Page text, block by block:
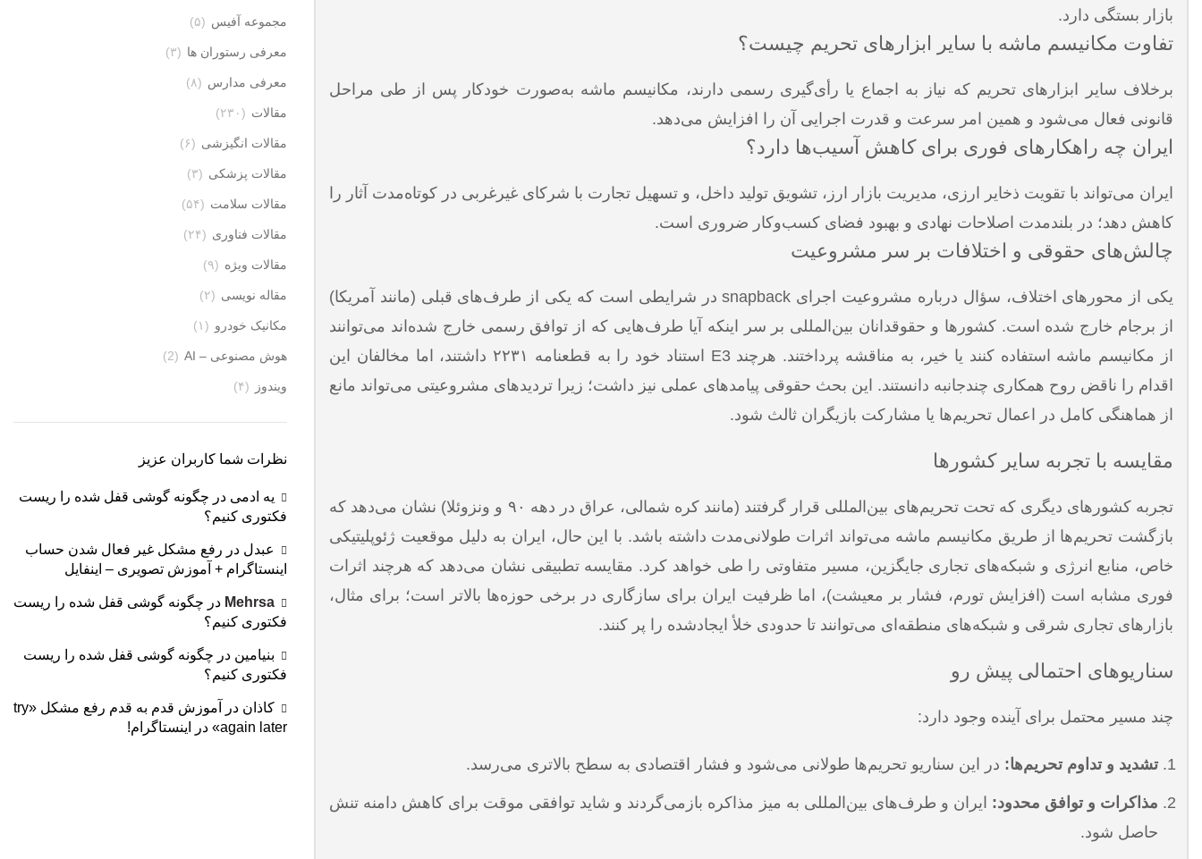
بازار بستگی دارد.
تفاوت مکانیسم ماشه با سایر ابزارهای تحریم چیست؟
برخلاف سایر ابزارهای تحریم که نیاز به اجماع یا رأی‌گیری رسمی دارند، مکانیسم ماشه به‌صورت خودکار پس از طی مراحل
قانونی فعال می‌شود و همین امر سرعت و قدرت اجرایی آن را افزایش می‌دهد.
ایران چه راهکارهای فوری برای کاهش آسیب‌ها دارد؟
ایران می‌تواند با تقویت ذخایر ارزی، مدیریت بازار ارز، تشویق تولید داخل، و تسهیل تجارت با شرکای غیرغربی در کوتاه‌مدت آثار را
کاهش دهد؛ در بلندمدت اصلاحات نهادی و بهبود فضای کسب‌وکار ضروری است.
چالش‌های حقوقی و اختلافات بر سر مشروعیت
یکی از محورهای اختلاف، سؤال درباره مشروعیت اجرای snapback در شرایطی است که یکی از طرف‌های قبلی (مانند آمریکا)
از برجام خارج شده است. کشورها و حقوقدانان بین‌المللی بر سر اینکه آیا طرف‌هایی که از توافق رسمی خارج شده‌اند می‌توانند
از مکانیسم ماشه استفاده کنند یا خیر، به مناقشه پرداختند. هرچند E3 استناد خود را به قطعنامه ۲۲۳۱ داشتند، اما مخالفان این
اقدام را ناقض روح همکاری چندجانبه دانستند. این بحث حقوقی پیامدهای عملی نیز داشت؛ زیرا تردیدهای مشروعیتی می‌تواند مانع
از هماهنگی کامل در اعمال تحریم‌ها یا مشارکت بازیگران ثالث شود.
مقایسه با تجربه سایر کشورها
تجربه کشورهای دیگری که تحت تحریم‌های بین‌المللی قرار گرفتند (مانند کره شمالی، عراق در دهه ۹۰ و ونزوئلا) نشان می‌دهد که
بازگشت تحریم‌ها از طریق مکانیسم ماشه می‌تواند اثرات طولانی‌مدت داشته باشد. با این حال، ایران به دلیل موقعیت ژئوپلیتیکی
خاص، منابع انرژی و شبکه‌های تجاری جایگزین، مسیر متفاوتی را طی خواهد کرد. مقایسه تطبیقی نشان می‌دهد که هرچند اثرات
فوری مشابه است (افزایش تورم، فشار بر معیشت)، اما ظرفیت ایران برای سازگاری در برخی حوزه‌ها بالاتر است؛ برای مثال،
بازارهای تجاری شرقی و شبکه‌های منطقه‌ای می‌توانند تا حدودی خلأ ایجادشده را پر کنند.
سناریوهای احتمالی پیش رو
چند مسیر محتمل برای آینده وجود دارد:
تشدید و تداوم تحریم‌ها: در این سناریو تحریم‌ها طولانی می‌شود و فشار اقتصادی به سطح بالاتری می‌رسد.
مذاکرات و توافق محدود: ایران و طرف‌های بین‌المللی به میز مذاکره بازمی‌گردند و شاید توافقی موقت برای کاهش دامنه تنش
حاصل شود.
مجموعه آفیس (۵)
معرفی رستوران ها (۳)
معرفی مدارس (۸)
مقالات (۲۳۰)
مقالات انگیزشی (۶)
مقالات پزشکی (۳)
مقالات سلامت (۵۴)
مقالات فناوری (۲۴)
مقالات ویژه (۹)
مقاله نویسی (۲)
مکانیک خودرو (۱)
هوش مصنوعی – AI (2)
ویندوز (۴)
نظرات شما کاربران عزیز
یه ادمی در چگونه گوشی قفل شده را ریست
فکتوری کنیم؟
عبدل در رفع مشکل غیر فعال شدن حساب
اینستاگرام + آموزش تصویری – اینفایل
Mehrsa در چگونه گوشی قفل شده را ریست
فکتوری کنیم؟
بنیامین در چگونه گوشی قفل شده را ریست
فکتوری کنیم؟
کاذان در
آموزش قدم به قدم رفع مشکل «try
again later» در اینستاگرام!